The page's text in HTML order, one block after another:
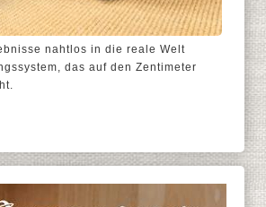
nahtlos in die reale Welt
das auf den Zentimeter